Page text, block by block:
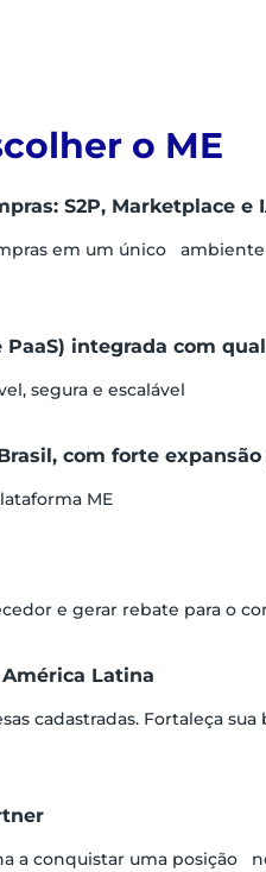
o ME
S2P, Marketplace e
em um único
PaaS) integrada com
segura e escalável
com forte expansão
ME
e gerar rebate para o
Latina
cadastradas. Fortaleça
a conquistar uma posição